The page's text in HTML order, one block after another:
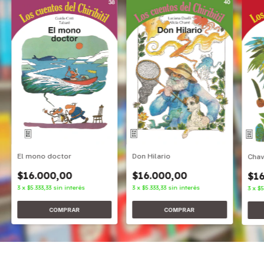
El mono doctor
$16.000,00
3 x $5.333,33 sin interés
Don Hilario
$16.000,00
3 x$5.333,33 sin interés 3 x